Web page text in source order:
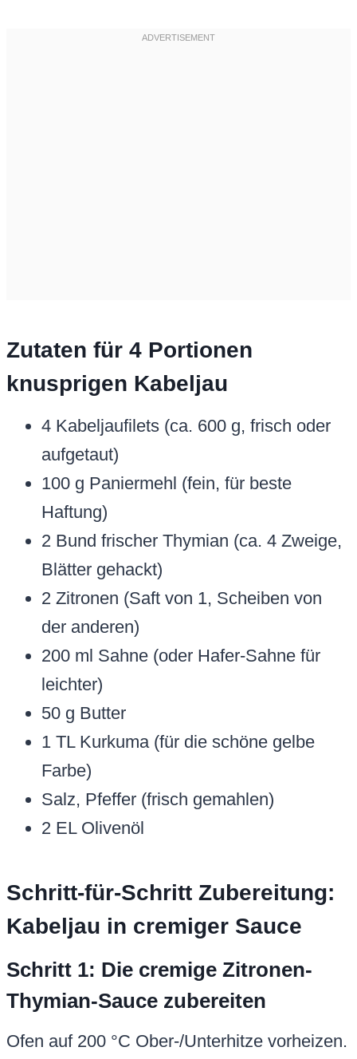
Zutaten für 4 Portionen
knusprigen Kabeljau
4 Kabeljaufilets (ca. 600 g, frisch oder
aufgetaut)
100 g Paniermehl (fein, für beste
Haftung)
2 Bund frischer Thymian (ca. 4 Zweige,
Blätter gehackt)
2 Zitronen (Saft von 1, Scheiben von
der anderen)
200 ml Sahne (oder Hafer-Sahne für
leichter)
50 g Butter
1 TL Kurkuma (für die schöne gelbe
Farbe)
Salz, Pfeffer (frisch gemahlen)
2 EL Olivenöl
Schritt-für-Schritt Zubereitung:
Kabeljau in cremiger Sauce
Schritt 1: Die cremige Zitronen-
Thymian-Sauce zubereiten
Ofen auf 200 °C Ober-/Unterhitze vorheizen.